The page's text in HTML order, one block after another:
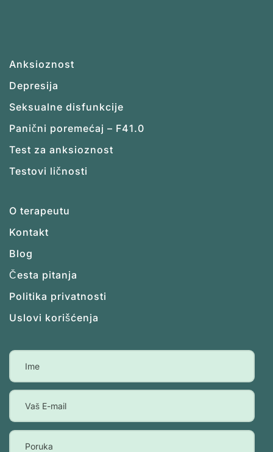
Anksioznost
Depresija
Seksualne disfunkcije
Panični poremećaj – F41.0
Test za anksioznost
Testovi ličnosti
O terapeutu
Kontakt
Blog
Česta pitanja
Politika privatnosti
Uslovi korišćenja